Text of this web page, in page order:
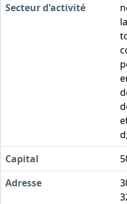
Secteur d'activité
Capital
Adresse